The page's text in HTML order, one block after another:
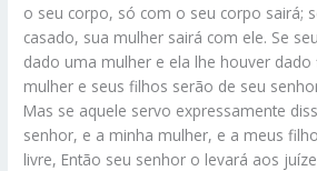
o seu corpo, só com o seu corpo sairá;
casado, sua mulher sairá com ele. Se
dado uma mulher e ela lhe houver
mulher e seus filhos serão de seu
Mas se aquele servo expressamente
senhor, e a minha mulher, e a meus
livre, Então seu senhor o levará aos